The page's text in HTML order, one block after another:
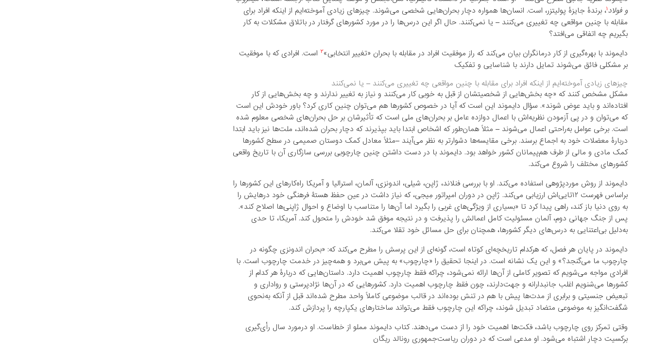
و فولاد۱، برندۀ جایزۀ پولیتزر، است. انسان‌ها همواره دچار بحران‌هایی شخصی می‌شوند. چیزهای زیادی آموخته‌ایم از اینکه افراد برای
مقابله با چنین مواقعی چه تغییری می‌کنند – یا نمی‌کنند. حال اگر این درس‌ها را در مورد کشورهای گرفتار در باتلاق مشکلات به کار
بگیریم چه اتفاقی می‌افتد؟
دایموند با بهره‌گیری از کار درمانگران بیان می‌کند که راز موفقیت افراد در مقابله با بحران «تغییر انتخابی»۲ است. افرادی که با موفقیت
بر مشکلی فائق می‌شوند تمایل دارند با شناسایی و تفکیک
چیزهای زیادی آموخته‌ایم از اینکه افراد برای مقابله با چنین مواقعی چه تغییری می‌کنند – یا نمی‌کنند
مشکل مشخص کنند که «چه بخش‌هایی از شخصیتشان از قبل به خوبی کار می‌کنند و نیاز به تغییر ندارند و چه بخش‌هایی از کار
افتاده‌اند و باید عوض شوند». سؤال دایموند این است که آیا در خصوص کشورها هم می‌توان چنین کاری کرد؟ باور خودش این است
که می‌توان و در پی آزمودن نظریه‌اش با اعمال دوازده عامل بر بحران‌های ملی است که تأثیرشان بر حل بحران‌های شخصی معلوم شده
است. برخی عوامل به‌راحتی اعمال می‌شوند – مثلاً همان‌طور که اشخاص ابتدا باید بپذیرند که دچار بحران شده‌اند، ملت‌ها نیز باید ابتدا
دربارۀ معضلات خود به اجماع برسند. برخی مقایسه‌ها دشوارتر به نظر می‌آیند –مثلاً معادل کمک دوستان صمیمی در سطح کشورها
کمک مادی و مالی از طرف هم‌پیمانان کشور خواهد بود. دایموند با در دست داشتن چنین چارچوبی بررسی سازگاری آن با تاریخ واقعی
کشورهای مختلف را شروع می‌کند.
دایموند از روش موردپژوهی استفاده می‌کند. او با بررسی فنلاند، ژاپن، شیلی، اندونزی، آلمان، استرالیا و آمریکا راه‌کارهای این کشورها را
براساس فهرست ۱۲تایی‌اش ارزیابی می‌کند. ژاپن در دوران امپراتور مِیجی، که نیاز داشت در عین حفظ هستۀ فرهنگی خود درهایش را
به روی دنیا باز کند، راهی پیدا کرد تا «بسیاری از ویژگی‌های غربی را بگیرد اما آن‌ها را متناسب با اوضاع و احوال ژاپنی‌ها اصلاح کند».
پس از جنگ جهانی دوم، آلمان مسئولیت کامل اعمالش را پذیرفت و در نتیجه موفق شد خودش را متحول کند. آمریکا، تا حدی
به‌دلیل بی‌اعتنایی به درس‌های دیگر کشورها، همچنان برای حل مسائل خود تقلا می‌کند.
دایموند در پایان هر فصل، که هرکدام تاریخچه‌ای کوتاه است، گونه‌ای از این پرسش را مطرح می‌کند که: «بحران اندونزی چگونه در
چارچوب ما می‌گنجد؟» و این یک نشانه است. در اینجا تحقیق را «چارچوب» به پیش می‌برد و همه‌چیز در خدمت چارچوب است. با
افرادی مواجه می‌شویم که تصویر کاملی از آن‌ها ارائه نمی‌شود، چراکه فقط چارچوب اهمیت دارد. داستان‌هایی که دربارۀ هر کدام از
کشورها می‌شنویم اغلب جانبدارانه و جهت‌دارند، چون فقط چارچوب اهمیت دارد. کشورهایی که در آن‌ها نژادپرستی و رواداری و
تبعیض جنسیتی و برابری از مدت‌ها پیش با هم در تنش بوده‌اند در قالب موضوعی کاملاً واحد مطرح شده‌اند قبل از آنکه به‌نحوی
شگفت‌انگیز به موضوعی متضاد تبدیل شوند، چراکه این چارچوب فقط می‌تواند ساختارهای یکپارچه را پردازش کند.
وقتی تمرکز روی چارچوب باشد، فکت‌ها اهمیت خود را از دست می‌دهند. کتاب دایموند مملو از خطاست. او درمورد سال رأی‌گیری
برکسیت دچار اشتباه می‌شود. او مدعی است که در دوران ریاست‌جمهوری رونالد ریگان